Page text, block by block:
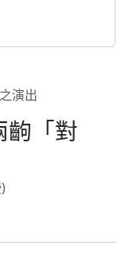
演出
齣「對